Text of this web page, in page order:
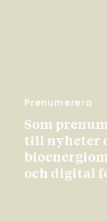
Prenumerera
Som
till nyheter
och digital